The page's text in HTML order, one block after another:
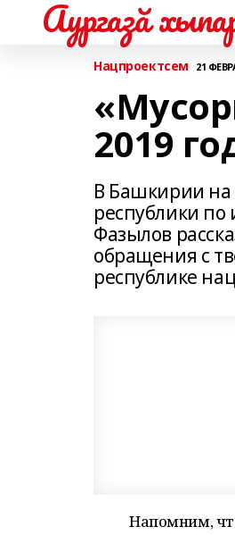
Аургазă
Нацпроектсем 21
2019
В Башкирии на
республики по
Фазылов
обращения с
республике
Напомним,